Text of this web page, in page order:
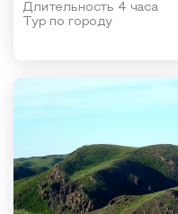
Длительность 4 часа
Тур по городу